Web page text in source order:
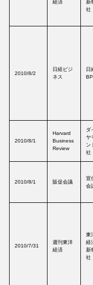
経済
新
社
2010/8/2
日経ビジ
ネス
日
2010/8/1
Harvard
Business
Review
ダ
ヤ
ン
社
2010/8/1 販促会議
宣
会
2010/7/31
週刊東洋
経済
東
経
新
社